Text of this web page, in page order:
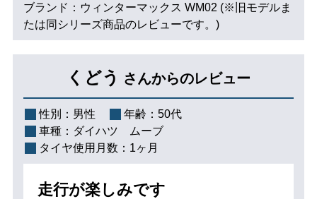
ブランド：ウィンターマックス WM02 (※旧モデルま
たは同シリーズ商品のレビューです。)
くどう さんからのレビュー
性別： 男性 年齢： 50代
車種： ダイハツ ムーブ
タイヤ使用月数： 1ヶ月
走行が楽しみです